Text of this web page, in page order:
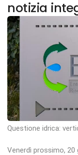
notizia
Questione idrica:
Venerdì prossimo, 20